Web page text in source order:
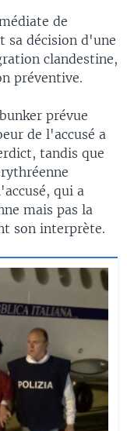
de
sa décision d'une
clandestine,
préventive.
prévue
de l'accusé a
tandis que
qui a
mais pas la
son interprète.